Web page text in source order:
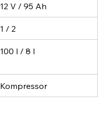
12 V / 95 Ah
1 / 2
100 l / 8 l
Kompressor